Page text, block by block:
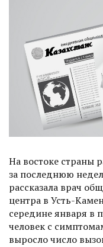
На востоке страны
за пос­леднюю
рассказала врач
центра в Усть-
середине января в
человек с
выросло число